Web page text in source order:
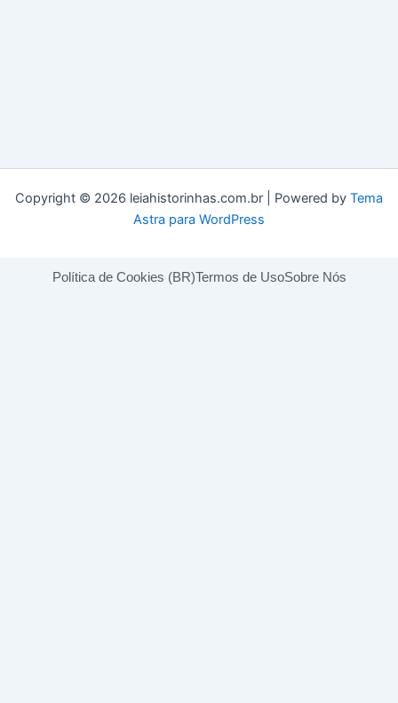
Copyright © 2026 leiahistorinhas.com.br | Powered by Tema
Astra para WordPress
Política de Cookies (BR)Termos de UsoSobre Nós